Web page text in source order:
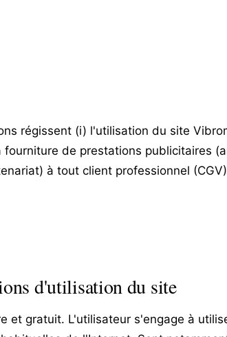
régissent (i) l'utilisation du site
fourniture de prestations publicitaires
à tout client professionnel
d'utilisation du site
et gratuit. L'utilisateur s'engage à